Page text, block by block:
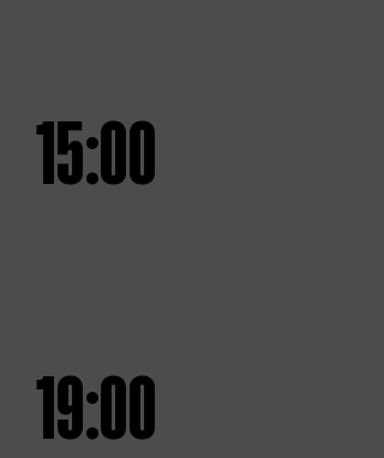
15:00
19:00